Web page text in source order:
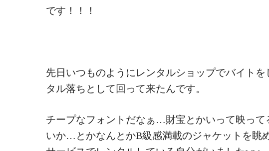
です！！！
先日いつものようにレンタルショップでバイト
タル落ちとして回って来たんです。
チープなフォントだなぁ…財宝とかいって映って
いか…とかなんとかB級感満載のジャケットを眺